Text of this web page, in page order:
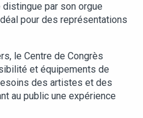
par son orgue
pour des représentations
le Centre de Congrès
et équipements de
des artistes et des
au public une expérience